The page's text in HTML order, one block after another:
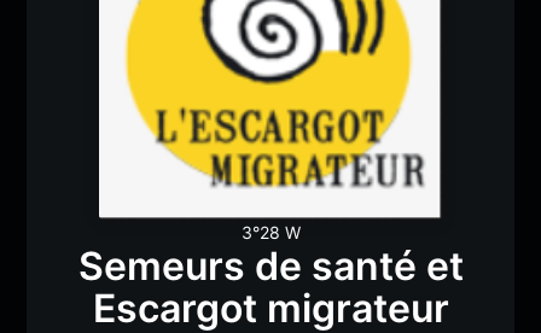
3°28 W
Semeurs de santé et
Escargot migrateur